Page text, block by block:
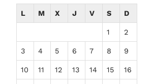
L M X J V S D
1 2
3 4 5 6 7 8 9
10 11 12 13 14 15 16